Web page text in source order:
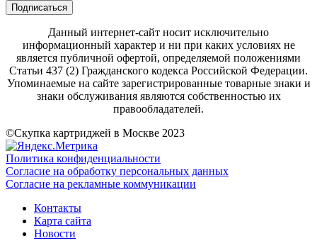
Подписаться
Данный интернет-сайт носит исключительно
информационный характер и ни при каких условиях не
является публичной офертой, определяемой положениями
Статьи 437 (2) Гражданского кодекса Российской Федерации.
Упоминаемые на сайте зарегистрированные товарные знаки и
знаки обслуживания являются собственностью их
правообладателей.
©Скупка картриджей в Москве 2023
Политика конфиденциальности
Согласие на обработку персональных данных
Согласие на рекламные коммуникации
Контакты
Карта сайта
Новости